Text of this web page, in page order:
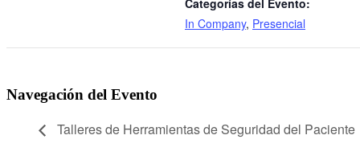
In Company, Presencial
Navegación del Evento
Talleres de Herramientas de Seguridad del Paciente